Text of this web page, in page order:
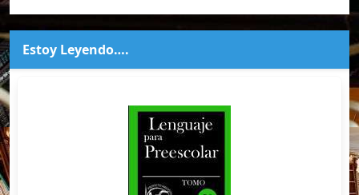
Estoy Leyendo….